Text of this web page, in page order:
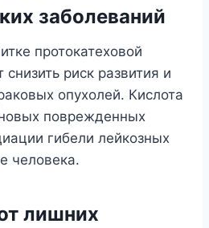
заболеваний
протокатеховой
снизить риск развития и
опухолей. Кислота
поврежденных
гибели лейкозных
человека.
лишних